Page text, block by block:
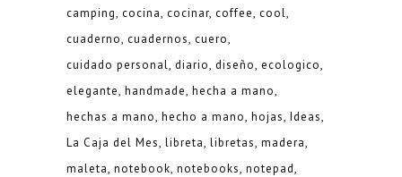
camping cocina cocinar coffee cool
cuaderno cuadernos cuero
cuidado personal diario diseño ecologico
elegante handmade hecha a mano
hechas a mano hecho a mano hojas Ideas
La Caja del Mes libreta libretas madera
maleta notebook notebooks notepad